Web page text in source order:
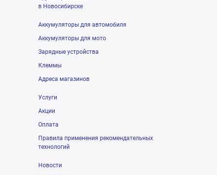
в Новосибирске
Аккумуляторы для автомобиля
Аккумуляторы для мото
Зарядные устройства
Клеммы
Адреса магазинов
Услуги
Акции
Оплата
Правила применения рекомендательных
технологий
Новости